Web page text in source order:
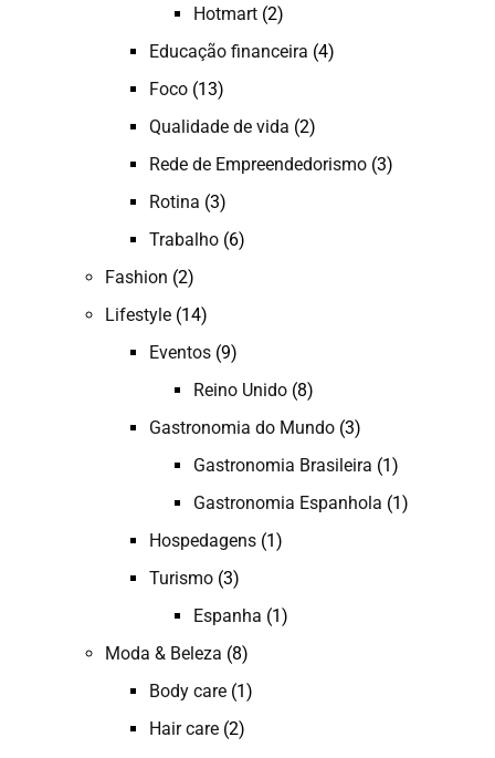
Hotmart (2)
Educação financeira (4)
Foco (13)
Qualidade de vida (2)
Rede de Empreendedorismo (3)
Rotina (3)
Trabalho (6)
Fashion (2)
Lifestyle (14)
Eventos (9)
Reino Unido (8)
Gastronomia do Mundo (3)
Gastronomia Brasileira (1)
Gastronomia Espanhola (1)
Hospedagens (1)
Turismo (3)
Espanha (1)
Moda & Beleza (8)
Body care (1)
Hair care (2)